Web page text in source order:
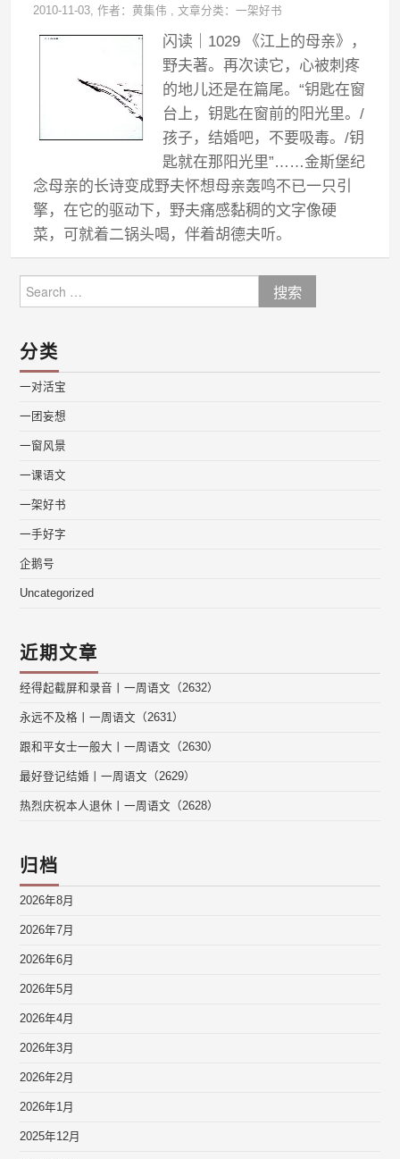
2010-11-03, 作者：黄集伟 ,文章分类：一架好书
闪读｜1029 《江上的母亲》，
野夫著。再次读它，心被刺疼
的地儿还是在篇尾。“钥匙在窗
台上，钥匙在窗前的阳光里。/
孩子，结婚吧，不要吸毒。/钥
匙就在那阳光里”……金斯堡纪
念母亲的长诗变成野夫怀想母亲轰鸣不已一只引
擎，在它的驱动下，野夫痛感黏稠的文字像硬
菜，可就着二锅头喝，伴着胡德夫听。
for:
分类
一对活宝
一团妄想
一窗风景
一课语文
一架好书
一手好字
企鹅号
Uncategorized
近期文章
经得起截屏和录音丨一周语文（2632）
永远不及格丨一周语文（2631）
跟和平女士一般大丨一周语文（2630）
最好登记结婚丨一周语文（2629）
热烈庆祝本人退休丨一周语文（2628）
归档
2026年8月
2026年7月
2026年6月
2026年5月
2026年4月
2026年3月
2026年2月
2026年1月
2025年12月